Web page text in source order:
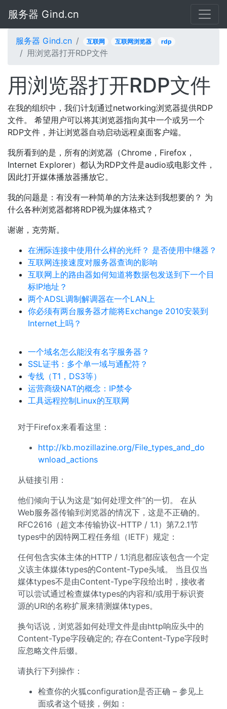
服务器 Gind.cn
服务器 Gind.cn 互联网 互联网浏览器 rdp
用浏览器打开RDP文件
用浏览器打开RDP文件
在我的组织中，我们计划通过networking浏览器提供RDP
文件。 希望用户可以将其浏览器指向其中一个或另一个
RDP文件，并让浏览器自动启动远程桌面客户端。
我所看到的是，所有的浏览器（Chrome，Firefox，
Internet Explorer）都认为RDP文件是audio或电影文件，
因此打开媒体播放器播放它。
我的问题是：有没有一种简单的方法来达到我想要的？ 为
什么各种浏览器都将RDP视为媒体格式？
谢谢，克劳斯。
在洲际连接中使用什么样的光纤？ 是否使用中继器？
互联网连接速度对服务器查询的影响
互联网上的路由器如何知道将数据包发送到下一个目
标IP地址？
两个ADSL调制解调器在一个LAN上
你必须有两台服务器才能将Exchange 2010安装到
Internet上吗？
一个域名怎么能没有名字服务器？
SSL证书：多个单一域与通配符？
专线（T1，DS3等）
运营商级NAT的概念：IP禁令
工具远程控制Linux的互联网
对于Firefox来看看这里：
http://kb.mozillazine.org/File_types_and_do
wnload_actions
从链接引用：
他们倾向于认为这是“如何处理文件”的一切。 在从
Web服务器传输到浏览器的情况下，这是不正确的。
RFC2616（超文本传输​​协议-HTTP / 1.1）第7.2.1节
types中的因特网工程任务组（IETF）规定：
任何包含实体主体的HTTP / 1.1消息都应该包含一个定
义该主体媒体types的Content-Type头域。 当且仅当
媒体types不是由Content-Type字段给出时，接收者
可以尝试通过检查媒体types的内容和/或用于标识资
源的URI的名称扩展来猜测媒体types。
换句话说，浏览器如何处理文件是由http响应头中的
Content-Type字段确定的; 存在Content-Type字段时
应忽略文件后缀。
请执行下列操作：
检查你的火狐configuration是否正确 – 参见上
面或者这个链接，例如：